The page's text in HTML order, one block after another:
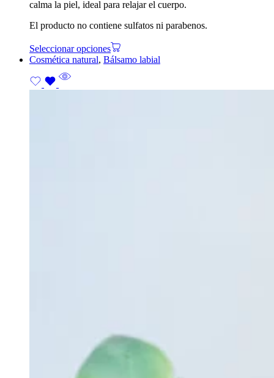
calma la piel, ideal para relajar el cuerpo.
El producto no contiene sulfatos ni parabenos.
Seleccionar opciones
Cosmética natural, Bálsamo labial